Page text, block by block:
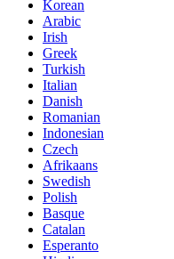
Korean
Arabic
Irish
Greek
Turkish
Italian
Danish
Romanian
Indonesian
Czech
Afrikaans
Swedish
Polish
Basque
Catalan
Esperanto